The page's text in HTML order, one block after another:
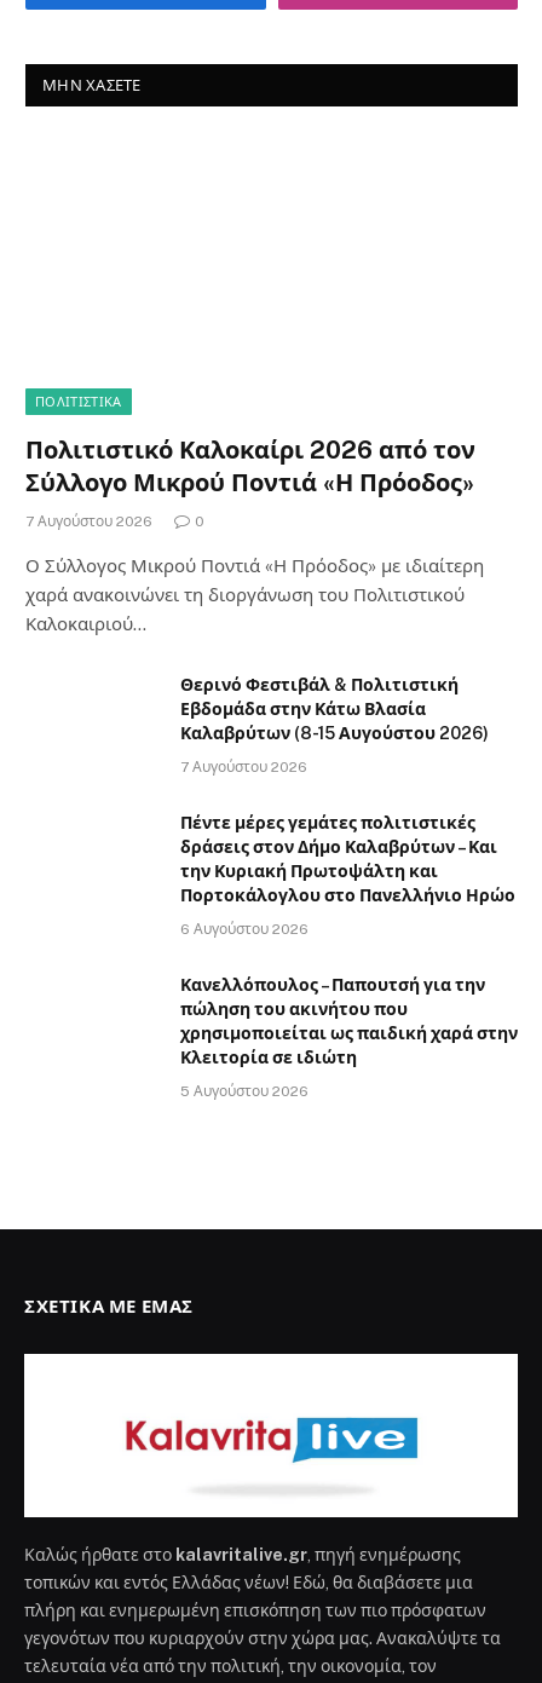
ΜΗΝ ΧΆΣΕΤΕ
ΠΟΛΙΤΙΣΤΙΚΑ
Πολιτιστικό Καλοκαίρι 2026 από τον
Σύλλογο Μικρού Ποντιά «Η Πρόοδος»
7 Αυγούστου 2026 0
Ο Σύλλογος Μικρού Ποντιά «Η Πρόοδος» με ιδιαίτερη
χαρά ανακοινώνει τη διοργάνωση του Πολιτιστικού
Καλοκαιριού…
Θερινό Φεστιβάλ & Πολιτιστική
Εβδομάδα στην Κάτω Βλασία
Καλαβρύτων (8-15 Αυγούστου 2026)
7 Αυγούστου 2026
Πέντε μέρες γεμάτες πολιτιστικές
δράσεις στον Δήμο Καλαβρύτων – Και
την Κυριακή Πρωτοψάλτη και
Πορτοκάλογλου στο Πανελλήνιο Ηρώο
6 Αυγούστου 2026
Κανελλόπουλος – Παπουτσή για την
πώληση του ακινήτου που
χρησιμοποιείται ως παιδική χαρά στην
Κλειτορία σε ιδιώτη
5 Αυγούστου 2026
ΣΧΕΤΙΚΆ ΜΕ ΕΜΆΣ
Καλώς ήρθατε στο kalavritalive.gr, πηγή ενημέρωσης
τοπικών και εντός Ελλάδας νέων! Εδώ, θα διαβάσετε μια
πλήρη και ενημερωμένη επισκόπηση των πιο πρόσφατων
γεγονότων που κυριαρχούν στην χώρα μας. Ανακαλύψτε τα
τελευταία νέα από την πολιτική, την οικονομία, τον